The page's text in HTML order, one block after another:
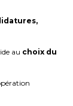
au choix du